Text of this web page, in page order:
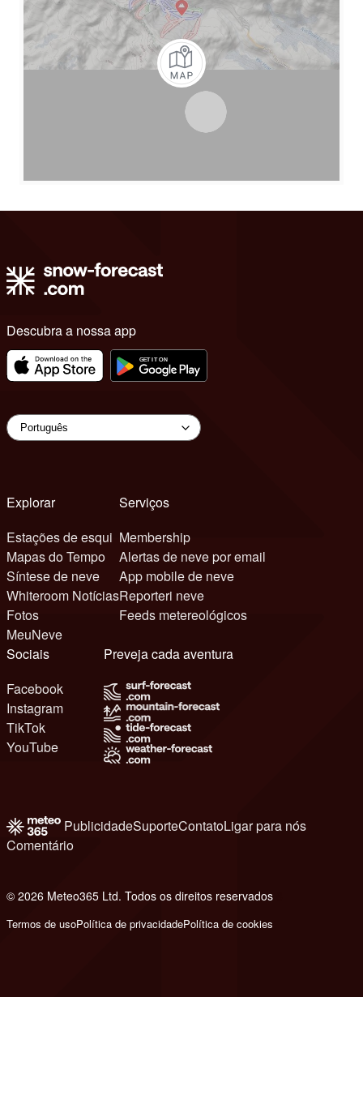
Descubra a nossa app
Explorar
Estações de esqui
Mapas do Tempo
Síntese de neve
Whiteroom Notícias
Fotos
MeuNeve
Serviços
Membership
Alertas de neve por email
App mobile de neve
Reporteri neve
Feeds metereológicos
Sociais
Facebook
Instagram
TikTok
YouTube
Preveja cada aventura
PublicidadeSuporteContatoLigar para nós
Comentário
© 2026 Meteo365 Ltd. Todos os direitos reservados
Termos de usoPolítica de privacidadePolítica de cookies